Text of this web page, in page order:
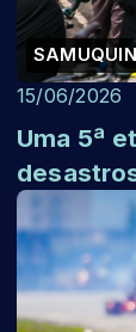
15/06/2026
Uma 5ª